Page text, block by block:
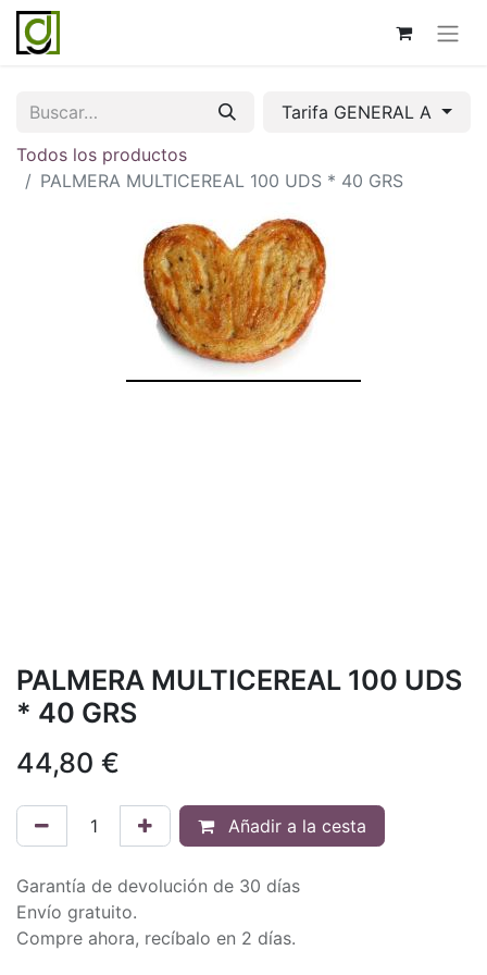
Tarifa GENERAL A
Todos los productos
PALMERA MULTICEREAL 100 UDS * 40 GRS
PALMERA MULTICEREAL 100 UDS
* 40 GRS
44,80 €
Añadir a la cesta
Garantía de devolución de 30 días
Envío gratuito.
Compre ahora, recíbalo en 2 días.